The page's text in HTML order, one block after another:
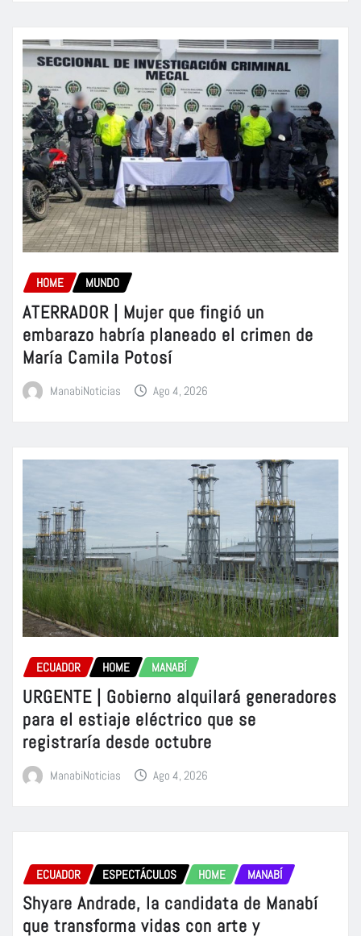
HOME MUNDO
ATERRADOR | Mujer que fingió un
embarazo habría planeado el crimen de
María Camila Potosí
ManabiNoticias Ago 4, 2026
ECUADOR HOME MANABÍ
URGENTE | Gobierno alquilará generadores
para el estiaje eléctrico que se
registraría desde octubre
ManabiNoticias Ago 4, 2026
ECUADOR ESPECTÁCULOS HOME MANABÍ
Shyare Andrade, la candidata de Manabí
que transforma vidas con arte y